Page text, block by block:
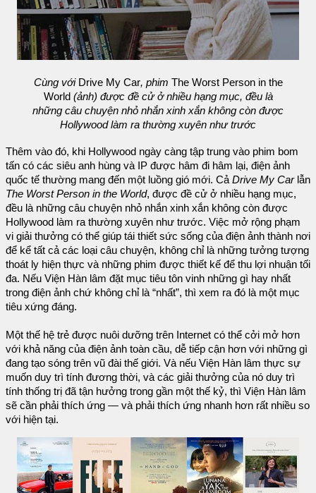
Cùng vớiDrive My Car, phim The Worst Person in the
World (ảnh) được đề cử ở nhiều hạng mục, đều là
những câu chuyện nhỏ nhắn xinh xắn không còn được
Hollywood làm ra thường xuyên như trước
Thêm vào đó, khi Hollywood ngày càng tập trung vào phim bom
tấn có các siêu anh hùng và IP được hâm đi hâm lại, điện ảnh
quốc tế thường mang đến một luồng gió mới. Cả Drive My Carlẫn
The Worst Person in the World, được đề cử ở nhiều hạng mục,
đều là những câu chuyện nhỏ nhắn xinh xắn không còn được
Hollywood làm ra thường xuyên như trước. Việc mở rộng phạm
vi giải thưởng có thể giúp tái thiết sức sống của điện ảnh thành nơi
để kể tất cả các loại câu chuyện, không chỉ là những tưởng tượng
thoát ly hiện thực và những phim được thiết kế để thu lợi nhuận tối
đa. Nếu Viện Hàn lâm đặt mục tiêu tôn vinh những gì hay nhất
trong điện ảnh chứ không chỉ là “nhất”, thì xem ra đó là một mục
tiêu xứng đáng.
Một thế hệ trẻ được nuôi dưỡng trên Internet có thể cởi mở hơn
với khả năng của điện ảnh toàn cầu, dễ tiếp cận hơn với những gì
đang tạo sóng trên vũ đài thế giới. Và nếu Viện Hàn lâm thực sự
muốn duy trì tính đương thời, và các giải thưởng của nó duy trì
tính thống trị đã tận hưởng trong gần một thế kỷ, thì Viện Hàn lâm
sẽ cần phải thích ứng — và phải thích ứng nhanh hơn rất nhiều so
với hiện tại.